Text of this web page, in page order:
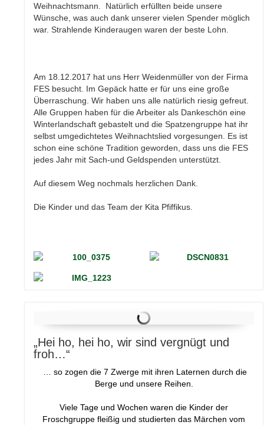
Weihnachtsmann. Natürlich erfüllten beide unsere
Wünsche, was auch dank unserer vielen Spender möglich
war. Strahlende Kinderaugen waren der beste Lohn.
Am 18.12.2017 hat uns Herr Weidenmüller von der Firma
FES besucht. Im Gepäck hatte er für uns eine große
Überraschung. Wir haben uns alle natürlich riesig gefreut.
Alle Gruppen haben für die Arbeiter als Dankeschön eine
Winterlandschaft gebastelt und die Spatzengruppe hat ihr
selbst umgedichtetes Weihnachtslied vorgesungen. Es ist
schon eine schöne Tradition geworden, dass uns die FES
jedes Jahr mit Sach-und Geldspenden unterstützt.
Auf diesem Weg nochmals herzlichen Dank.
Die Kinder und das Team der Kita Pfiffikus.
„Hei ho, hei ho, wir sind vergnügt und
froh…“
… so zogen die 7 Zwerge mit ihren Laternen durch die
Berge und unsere Reihen.
Viele Tage und Wochen waren die Kinder der
Froschgruppe fleißig und studierten das Märchen vom